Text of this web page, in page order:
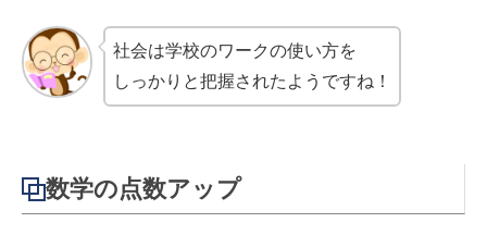
社会は学校のワークの使い方を
しっかりと把握されたようですね！
数学の点数アップ